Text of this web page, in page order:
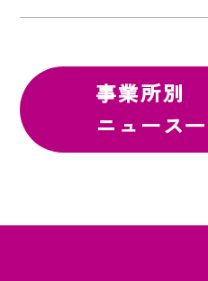
事業所別
ニュース